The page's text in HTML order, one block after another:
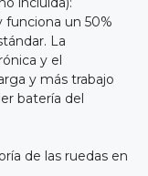
funciona un 50%
La
y el
y más trabajo
batería del
de las ruedas en